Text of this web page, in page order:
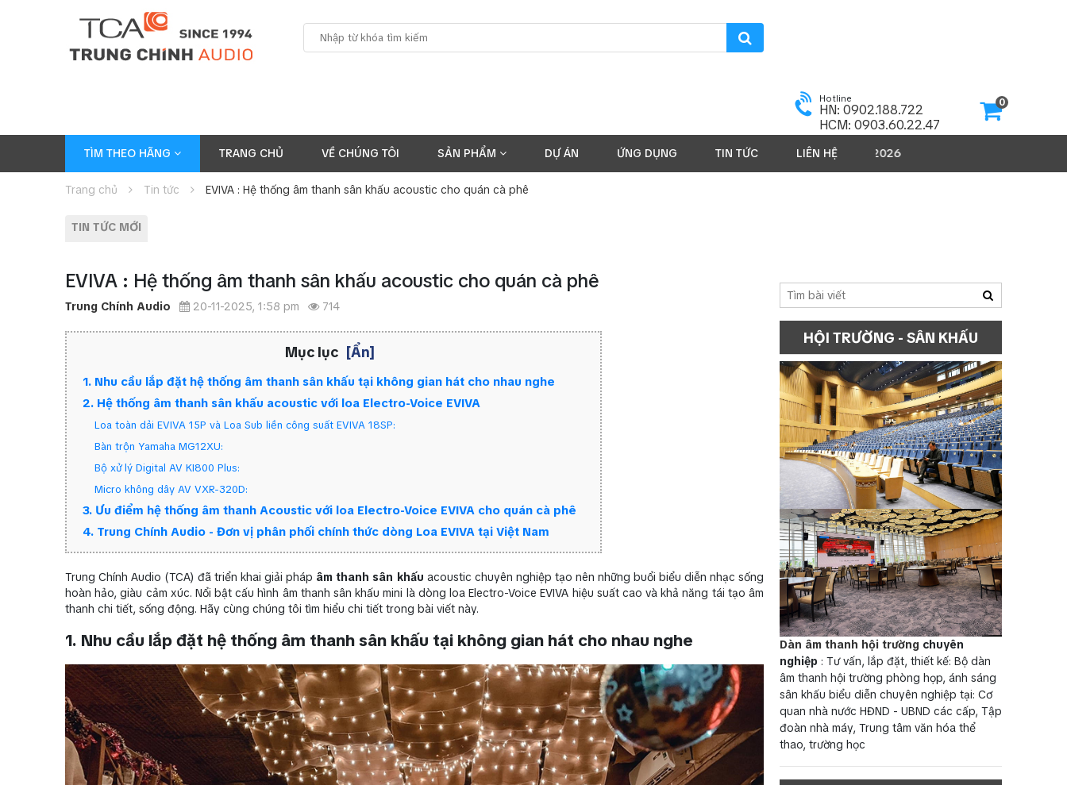
Hotline
HN: 0902.188.722
HCM: 0903.60.22.47
0
TÌM THEO HÃNG TRANG CHỦ VỀ CHÚNG TÔI SẢN PHẨM DỰ ÁN ỨNG DỤNG TIN TỨC LIÊN HỆ SẢN PHẨM 2026
Trang chủ Tin tức EVIVA : Hệ thống âm thanh sân khấu acoustic cho quán cà phê
TIN TỨC MỚI
EVIVA : Hệ thống âm thanh sân khấu acoustic cho quán cà phê
Trung Chính Audio 20-11-2025, 1:58 pm 714
Mục lục [Ẩn]
1. Nhu cầu lắp đặt hệ thống âm thanh sân khấu tại không gian hát cho nhau nghe
2. Hệ thống âm thanh sân khấu acoustic với loa Electro-Voice EVIVA
Loa toàn dải EVIVA 15P và Loa Sub liền công suất EVIVA 18SP:
Bàn trộn Yamaha MG12XU:
Bộ xử lý Digital AV KI800 Plus:
Micro không dây AV VXR-320D:
3. Ưu điểm hệ thống âm thanh Acoustic với loa Electro-Voice EVIVA cho quán cà phê
4. Trung Chính Audio - Đơn vị phân phối chính thức dòng Loa EVIVA tại Việt Nam
Trung Chính Audio (TCA) đã triển khai giải pháp âm thanh sân khấu acoustic chuyên nghiệp tạo nên những buổi biểu diễn nhạc sống
hoàn hảo, giàu cảm xúc. Nổi bật cấu hình âm thanh sân khấu mini là dòng loa Electro-Voice EVIVA hiệu suất cao và khả năng tái tạo âm
thanh chi tiết, sống động. Hãy cùng chúng tôi tìm hiểu chi tiết trong bài viết này.
1. Nhu cầu lắp đặt hệ thống âm thanh sân khấu tại không gian hát cho nhau nghe
HỘI TRƯỜNG - SÂN KHẤU
Dàn âm thanh hội trường chuyên
nghiệp : Tư vấn, lắp đặt, thiết kế: Bộ dàn
âm thanh hội trường phòng họp, ánh sáng
sân khấu biểu diễn chuyên nghiệp tại: Cơ
quan nhà nước HĐND - UBND các cấp, Tập
đoàn nhà máy, Trung tâm văn hóa thể
thao, trường học